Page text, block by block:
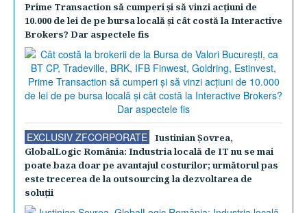
Prime Transaction să cumperi şi să vinzi acţiuni de
10.000 de lei de pe bursa locală şi cât costă la Interactive
Brokers? Dar aspectele fis
EXCLUSIV ZFCORPORATE
Iustinian Şovrea,
GlobalLogic România: Industria locală de IT nu se mai
poate baza doar pe avantajul costurilor; următorul pas
este trecerea de la outsourcing la dezvoltarea de
soluţii